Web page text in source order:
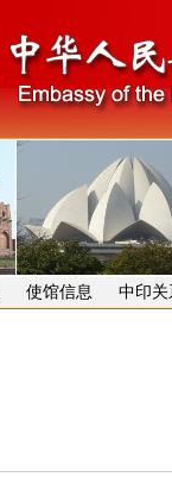
使馆信息 中印关